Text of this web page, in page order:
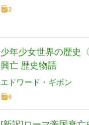
2
少年少女世界の歴史
興亡 歴史物語
エドワード・ギボン
6